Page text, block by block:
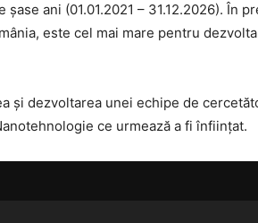
ani (01.01.2021 – 31.12.2026). În
este cel mai mare pentru
şi dezvoltarea unei echipe de
ce urmează a fi înfiinţat.